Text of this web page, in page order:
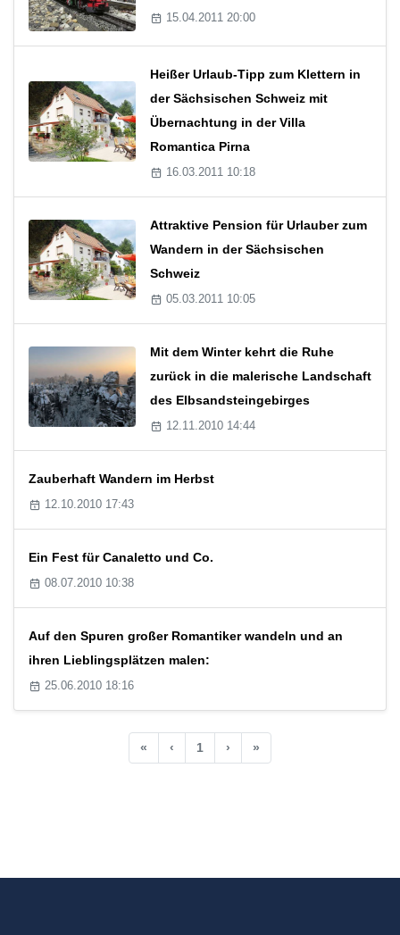
15.04.2011 20:00
Heißer Urlaub-Tipp zum Klettern in
der Sächsischen Schweiz mit
Übernachtung in der Villa
Romantica Pirna
16.03.2011 10:18
Attraktive Pension für Urlauber zum
Wandern in der Sächsischen
Schweiz
05.03.2011 10:05
Mit dem Winter kehrt die Ruhe
zurück in die malerische Landschaft
des Elbsandsteingebirges
12.11.2010 14:44
Zauberhaft Wandern im Herbst
12.10.2010 17:43
Ein Fest für Canaletto und Co.
08.07.2010 10:38
Auf den Spuren großer Romantiker wandeln und an
ihren Lieblingsplätzen malen:
25.06.2010 18:16
« ‹ 1 › »